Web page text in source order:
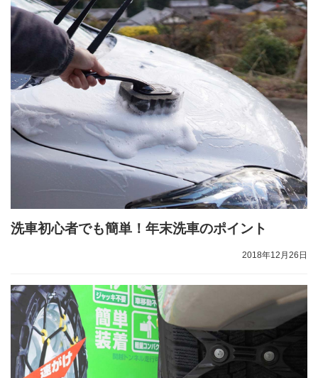
洗車初心者でも簡単！年末洗車のポイント
2018年12月26日